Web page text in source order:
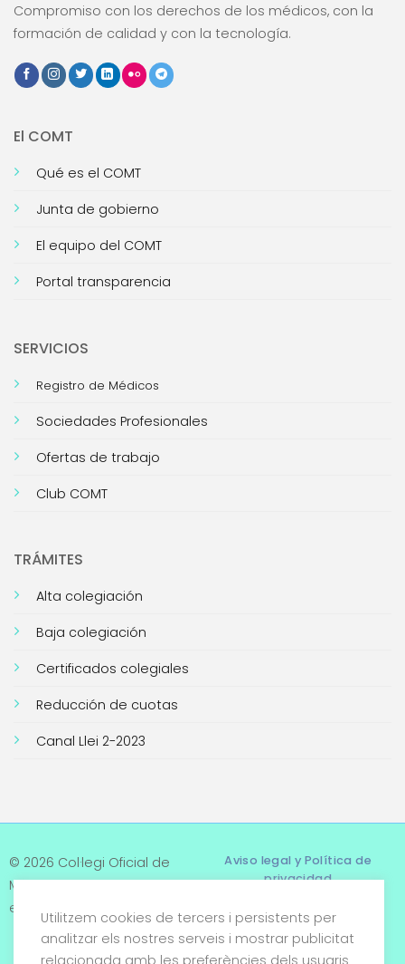
Compromiso con los derechos de los médicos, con la
formación de calidad y con la tecnología.
El COMT
Qué es el COMT
Junta de gobierno
El equipo del COMT
Portal transparencia
SERVICIOS
Registro de Médicos
Sociedades Profesionales
Ofertas de trabajo
Club COMT
TRÁMITES
Alta colegiación
Baja colegiación
Certificados colegiales
Reducción de cuotas
Canal Llei 2-2023
© 2026 Col·legi Oficial de
Metges de Tarragona. Tots
els drets reservats
Aviso legal y Política de
privacidad
Términos y condiciones
Política de cookies
Utilitzem cookies de tercers i persistents per
analitzar els nostres serveis i mostrar publicitat
relacionada amb les preferències dels usuaris